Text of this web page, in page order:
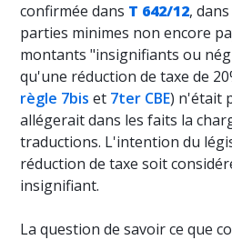
confirmée dans T 642/12,
parties minimes non encore
montants "insignifiants ou
qu'une réduction de taxe de
règle 7bis et 7ter CBE) n'était
allégerait dans les faits la
traductions. L'intention du
réduction de taxe soit
insignifiant.
La question de savoir ce que